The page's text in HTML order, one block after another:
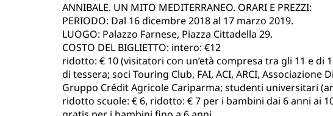
ANNIBALE. UN MITO MEDITERRANEO. ORARI E PREZZI:
PERIODO: Dal 16 dicembre 2018 al 17 marzo 2019.
LUOGO: Palazzo Farnese, Piazza Cittadella 29.
COSTO DEL BIGLIETTO: intero: €12
ridotto: € 10 (visitatori con un’età compresa tra gli 11 e
di tessera; soci Touring Club, FAI, ACI, ARCI,
Gruppo Crédit Agricole Cariparma; studenti universitari
ridotto scuole: € 6, ridotto: € 7 per i bambini dai 6 anni ai